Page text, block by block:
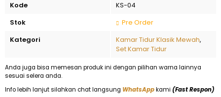
Kode
KS-04
Stok
Pre Order
Kategori
Kamar Tidur Klasik Mewah,
Set Kamar Tidur
Anda juga bisa memesan produk ini dengan pilihan warna lainnya
sesuai selera anda.
Info lebih lanjut silahkan chat langsung WhatsAppkami (Fast Respon)